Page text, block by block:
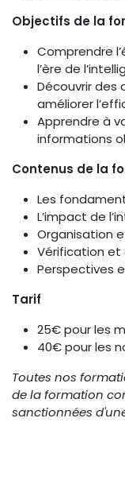
Objectifs de la
Comprendre
l’ère de
Découvrir des
améliorer
Apprendre à
informations
Contenus de la
Les
L’impact de
Organisation
Vérification et
Perspectives
Tarif
25€ pour les
40€ pour les
Toutes nos
de la formation
sanctionnées